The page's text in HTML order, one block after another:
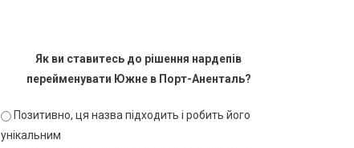
Як ви ставитесь до рішення нардепів
перейменувати Южне в Порт-Аненталь?
Позитивно, ця назва підходить і робить його
унікальним